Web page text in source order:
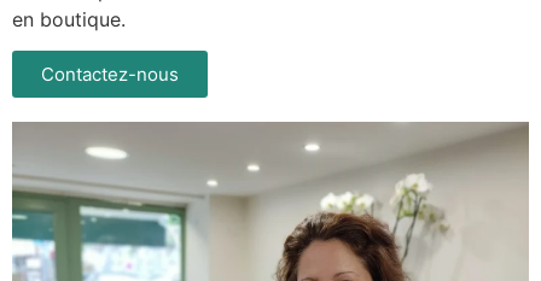
en boutique.
Contactez-nous